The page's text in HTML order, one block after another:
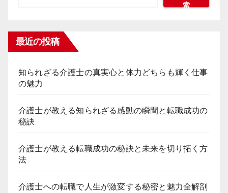
索
最近の投稿
知られざる介護士の真実心と体力どちらも輝く仕事
の魅力
介護士が教える知られざる感動の瞬間と転職成功の
秘訣
介護士が教える転職成功の秘訣と未来を切り拓く方
法
介護士への転職で人生が激変する秘密と魅力全解剖